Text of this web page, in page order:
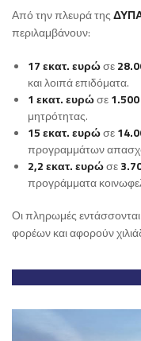
Από την πλευρά της
περιλαμβάνουν:
17 εκατ. ευρώσε
και λοιπά επιδόματα.
1 εκατ. ευρώσε
μητρότητας.
15 εκατ. ευρώσε
προγραμμάτων
2,2 εκατ. ευρώσε
προγράμματα
Οι πληρωμές
φορέων και αφορούν